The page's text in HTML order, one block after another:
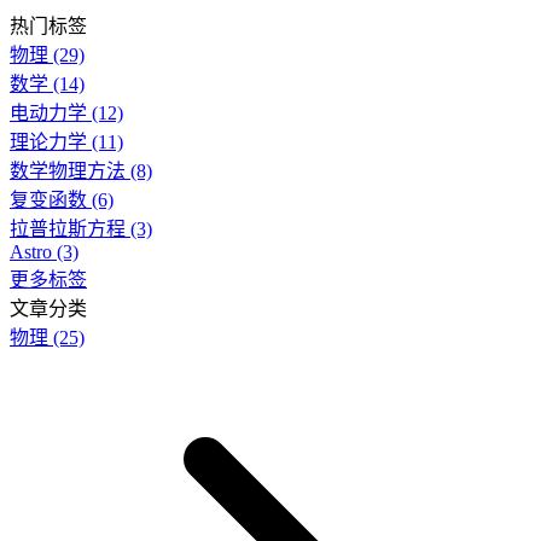
热门标签
物理 (29)
数学 (14)
电动力学 (12)
理论力学 (11)
数学物理方法 (8)
复变函数 (6)
拉普拉斯方程 (3)
Astro (3)
更多标签
文章分类
物理 (25)